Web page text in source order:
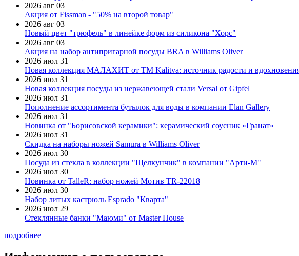
2026 авг 03
Акция от Fissman - "50% на второй товар"
2026 авг 03
Новый цвет "трюфель" в линейке форм из силикона "Хорс"
2026 авг 03
Акция на набор антипригарной посуды BRA в Williams Oliver
2026 июл 31
Новая коллекция МАЛАХИТ от ТМ Kalitva: источник радости и
2026 июл 31
Новая коллекция посуды из нержавеющей стали Versal от Gipfel
2026 июл 31
Пополнение ассортимента бутылок для воды в компании Elan Gallery
2026 июл 31
Новинка от "Борисовской керамики": керамический соусник «Гранат»
2026 июл 31
Скидка на наборы ножей Samura в Williams Oliver
2026 июл 30
Посуда из стекла в коллекции "Щелкунчик" в компании "Арти-М"
2026 июл 30
Новинка от TalleR: набор ножей Мотив TR-22018
2026 июл 30
Набор литых кастрюль Esprado "Кварта"
2026 июл 29
Стеклянные банки "Маюми" от Master House
подробнее